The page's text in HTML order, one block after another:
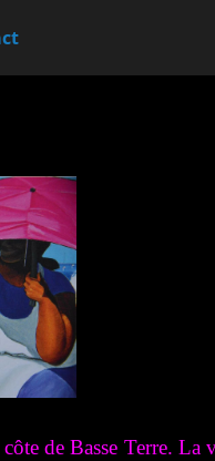
de Basse Terre.